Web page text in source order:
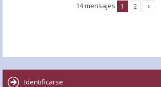
14 mensajes 1 2
Identificarse